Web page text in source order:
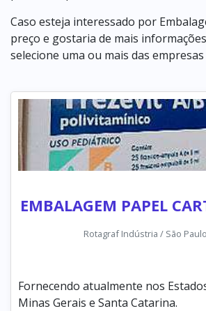
Caso esteja interessado por
preço e gostaria de mais
selecione uma ou mais das
EMBALAGEM PAPEL
Rotagraf Indústria / São
Fornecendo atualmente nos
Minas Gerais e Santa Catarina.